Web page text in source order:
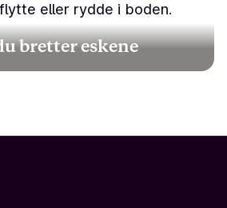
eller rydde i boden.
bretter eskene